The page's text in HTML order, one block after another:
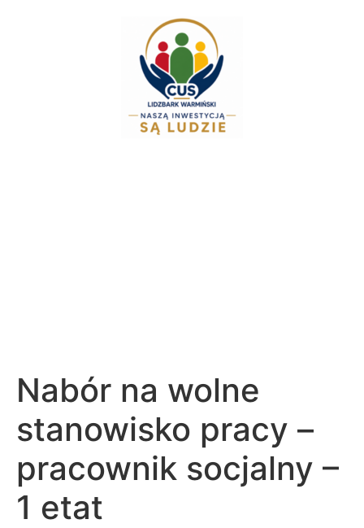
Nabór na wolne
stanowisko pracy –
pracownik socjalny –
1 etat